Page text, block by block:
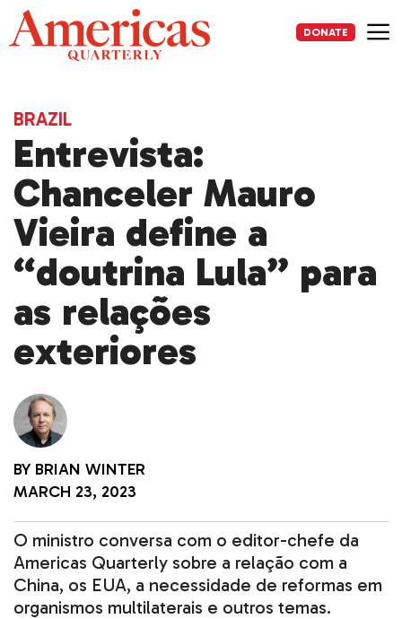
Skip
to
content
DONATE
BRAZIL
Entrevista:
Chanceler Mauro
Vieira define a
“doutrina Lula” para
as relações
exteriores
BY BRIAN WINTER
MARCH 23, 2023
O ministro conversa com o editor-chefe da
Americas Quarterly sobre a relação com a
China, os EUA, a necessidade de reformas em
organismos multilaterais e outros temas.